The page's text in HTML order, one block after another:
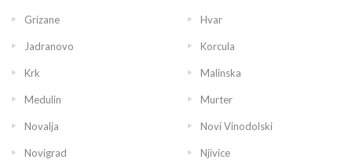
Grizane Hvar
Jadranovo Korcula
Krk Malinska
Medulin Murter
Novalja Novi Vinodolski
Novigrad Njivice